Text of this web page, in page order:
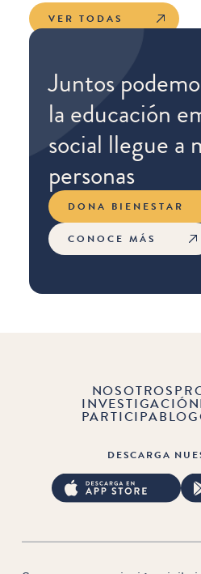
VER TODAS
Juntos
la educación
social llegue a
personas
DONA BIENESTAR
CONOCE MÁS
NOSOTROS
INVESTIGACIÓN
PARTICIPABLOG
DESCARGA